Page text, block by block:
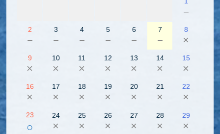
－
2
－
3
－
4
－
5
－
6
－
7
－
8
×
9
×
10
×
11
×
12
×
13
×
14
×
15
×
16
×
17
×
18
×
19
×
20
×
21
×
22
×
23
○
24
×
25
×
26
×
27
×
28
×
29
×